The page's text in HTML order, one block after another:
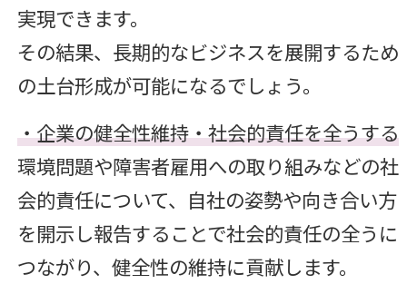
実現できます。
その結果、長期的なビジネスを展開するため
の土台形成が可能になるでしょう。
・企業の健全性維持・社会的責任を全うする
環境問題や障害者雇用への取り組みなどの社
会的責任について、自社の姿勢や向き合い方
を開示し報告することで社会的責任の全うに
つながり、健全性の維持に貢献します。